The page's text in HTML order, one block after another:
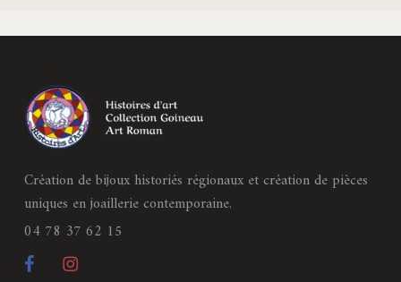
Création de bijoux historiés régionaux et création de pièces
uniques en joaillerie contemporaine.
04 78 37 62 15